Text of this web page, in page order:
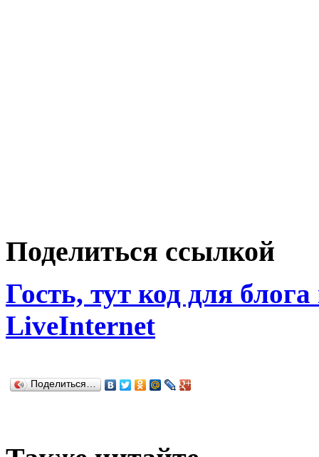
Поделиться ссылкой
Гость, тут код для
LiveInternet
Поделиться…